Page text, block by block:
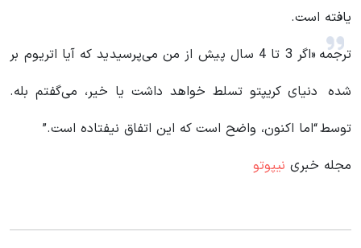
یافته است.
«اگر 3 تا 4 سال پیش از من می‌پرسیدید که آیا اتریوم بر
دنیای کریپتو تسلط خواهد داشت یا خیر، می‌گفتم بله.
“اما اکنون، واضح است که این اتفاق نیفتاده است.”
ترجمه
شده
توسط
مجله خبری نیپوتو